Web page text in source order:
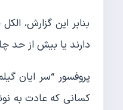
بنابر این گزارش،
دارند یا بیش از حد
کسانی که عادت به